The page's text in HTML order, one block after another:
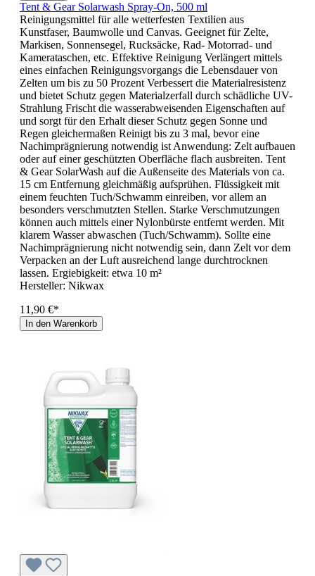
Tent & Gear Solarwash Spray-On, 500 ml
Reinigungsmittel für alle wetterfesten Textilien aus
Kunstfaser, Baumwolle und Canvas. Geeignet für Zelte,
Markisen, Sonnensegel, Rucksäcke, Rad- Motorrad- und
Kamerataschen, etc. Effektive Reinigung Verlängert mittels
eines einfachen Reinigungsvorgangs die Lebensdauer von
Zelten um bis zu 50 Prozent Verbessert die Materialresistenz
und bietet Schutz gegen Materialzerfall durch schädliche UV-
Strahlung Frischt die wasserabweisenden Eigenschaften auf
und sorgt für den Erhalt dieser Schutz gegen Sonne und
Regen gleichermaßen Reinigt bis zu 3 mal, bevor eine
Nachimprägnierung notwendig ist Anwendung: Zelt aufbauen
oder auf einer geschützten Oberfläche flach ausbreiten. Tent
& Gear SolarWash auf die Außenseite des Materials von ca.
15 cm Entfernung gleichmäßig aufsprühen. Flüssigkeit mit
einem feuchten Tuch/Schwamm einreiben, vor allem an
besonders verschmutzten Stellen. Starke Verschmutzungen
können auch mittels einer Nylonbürste entfernt werden. Mit
klarem Wasser abwaschen (Tuch/Schwamm). Sollte eine
Nachimprägnierung nicht notwendig sein, dann Zelt vor dem
Verpacken an der Luft ausreichend lange durchtrocknen
lassen. Ergiebigkeit: etwa 10 m²
Hersteller: Nikwax
11,90 €*
In den Warenkorb